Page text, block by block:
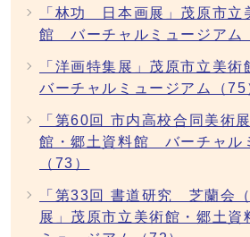
「林功 日本画展」茂原市立
館 バーチャルミュージアム
「洋画特集展」茂原市立美
バーチャルミュージアム（75
「第60回 市内高校合同美術
館・郷土資料館 バーチャル
（73）
「第33回 書道研究 芝蘭会（
展」茂原市立美術館・郷土